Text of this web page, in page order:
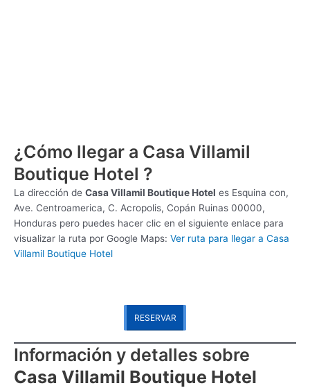
¿Cómo llegar a Casa Villamil
Boutique Hotel ?
La dirección de Casa Villamil Boutique Hotel es Esquina con,
Ave. Centroamerica, C. Acropolis, Copán Ruinas 00000,
Honduras pero puedes hacer clic en el siguiente enlace para
visualizar la ruta por Google Maps: Ver ruta para llegar a Casa
Villamil Boutique Hotel
RESERVAR
Información y detalles sobre
Casa Villamil Boutique Hotel